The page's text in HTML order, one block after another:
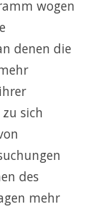
wogen
denen die
sich
des
mehr